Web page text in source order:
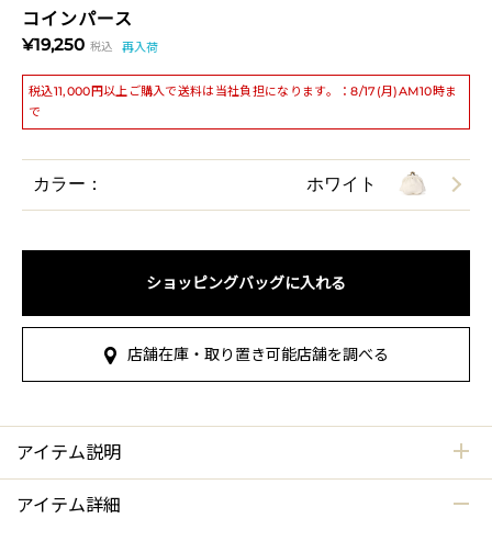
コインパース
¥19,250 税込 再入荷
税込11,000円以上ご購入で送料は当社負担になります。：8/17(月)AM10時ま
で
カラー： ホワイト
ショッピングバッグに入れる
店舗在庫・取り置き可能店舗を調べる
アイテム説明
アイテム詳細